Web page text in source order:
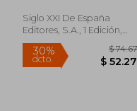
Siglo XXI De España
Editores, S.A., 1 Edición,
Tapa Blanda, Nuevo